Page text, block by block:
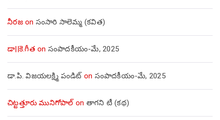
నీరజon సంసారి సాలెమ్మ (కవిత)
డా||కె.గీత on సంపాదకీయం-మే, 2025
డా.పి. విజయలక్ష్మి పండిట్ on సంపాదకీయం-మే, 2025
చిట్టత్తూరు మునిగోపాల్on తాగని టీ (కథ)